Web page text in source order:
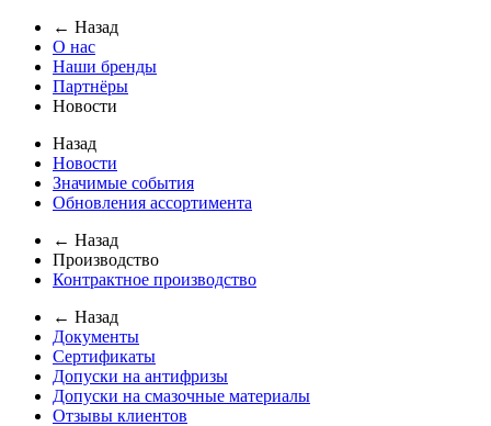
← Назад
О нас
Наши бренды
Партнёры
Новости
Назад
Новости
Значимые события
Обновления ассортимента
← Назад
Производство
Контрактное производство
← Назад
Документы
Сертификаты
Допуски на антифризы
Допуски на смазочные материалы
Отзывы клиентов